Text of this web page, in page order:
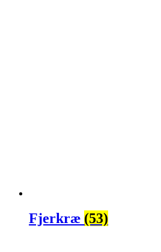
Fjerkræ (53)